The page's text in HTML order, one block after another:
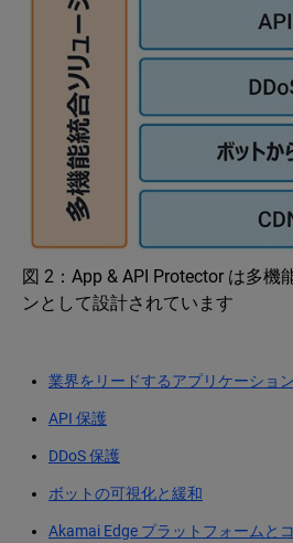
図 2：App & API Protector は多機
ンとして設計されています
業界をリードするアプリケーショ
API 保護
DDoS 保護
ボットの可視化と緩和
Akamai Edge プラットフォームと